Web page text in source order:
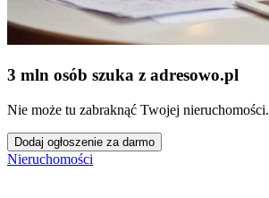
3 mln osób szuka z adresowo.pl
Nie może tu zabraknąć Twojej nieruchomości.
Dodaj ogłoszenie za darmo
Nieruchomości